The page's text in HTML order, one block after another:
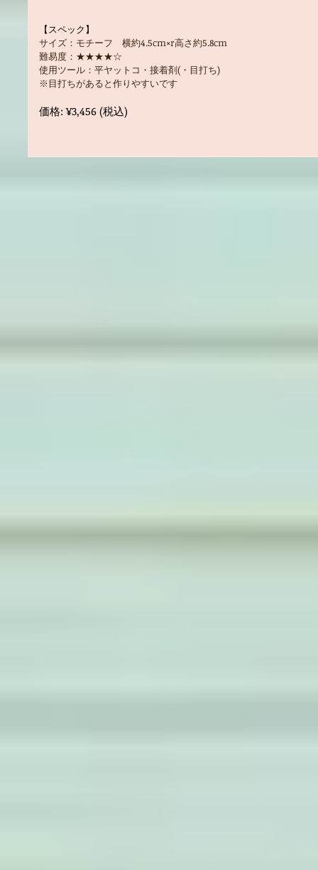
【スペック】
サイズ：モチーフ 横約4.5cm×r高さ約5.8cm
難易度：★★★★☆
使用ツール：平ヤットコ・接着剤(・目打ち)
※目打ちがあると作りやすいです
価格: ¥3,456 (税込)